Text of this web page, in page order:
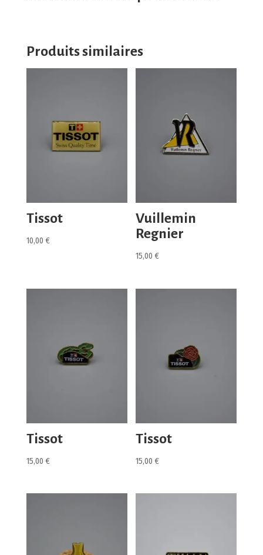
Produits similaires
Tissot
10,00 €
Vuillemin
Regnier
15,00€
Tissot
15,00 €
Tissot
15,00€